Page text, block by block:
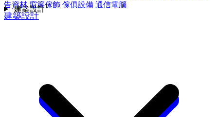
告資材 窗簾傢飾 傢俱設備 通信電腦
建築設計
建築設計